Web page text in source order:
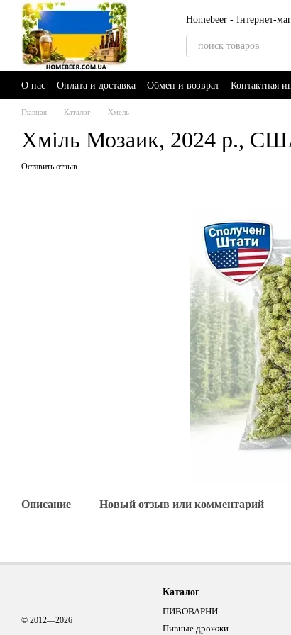
Перейти к основному контенту
Homebeer - Інтернет-
О нас Оплата и доставка Обмен и возврат Контактная
Главная Каталог Хмель
Хміль Мозаик, 2024 р.,
Оставить отзыв
Описание Новый отзыв или комментарий
© 2012—2026
Каталог
ПИВОВАРНИ
Пивные дрожжи